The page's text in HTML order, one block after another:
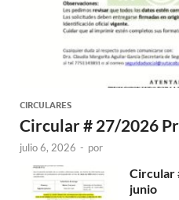
CIRCULARES
Circular # 27/2026
julio 6, 2026 - por
Circular
junio